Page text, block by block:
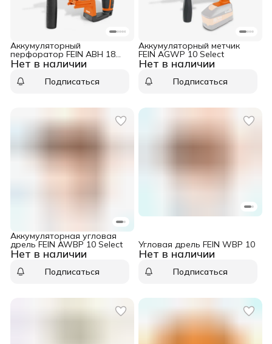
Нет в наличии
Аккумуляторный
перфоратор FEIN ABH 18
Select
Подписаться
Нет в наличии
Аккумуляторный метчик
FEIN AGWP 10 Select
Подписаться
Нет в наличии
Аккумуляторная угловая
дрель FEIN AWBP 10 Select
Подписаться
Нет в наличии
Угловая дрель FEIN WBP 10
Подписаться